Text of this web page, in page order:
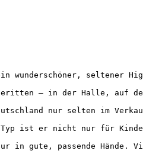
wunderschöner, seltener
– in der Halle, auf
nur selten im
ist er nicht nur für
in gute, passende Hände.